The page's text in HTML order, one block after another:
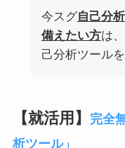
今スグ自己分
備えたい方は
己分析ツール
【就活用】
完全
析ツール」